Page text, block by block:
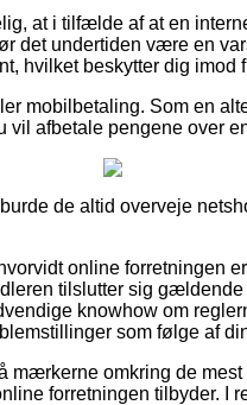
at i tilfælde af at en
det undertiden være en
hvilket beskytter dig imod
mobilbetaling. Som en
vil afbetale pengene over
de altid overveje
online forretningen
tilslutter sig
knowhow om
som følge af
mærkerne omkring de
forretningen tilbyder. I